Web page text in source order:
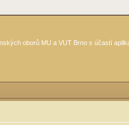
oborů MU a VUT Brno s účastí